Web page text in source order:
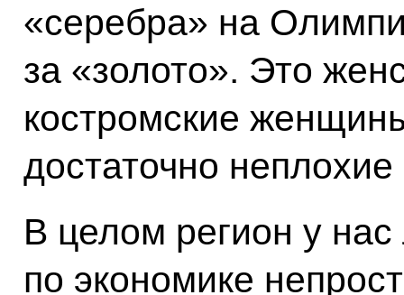
«серебра» на
за «золото». Это
костромские
достаточно неплохие
В целом регион у
по экономике